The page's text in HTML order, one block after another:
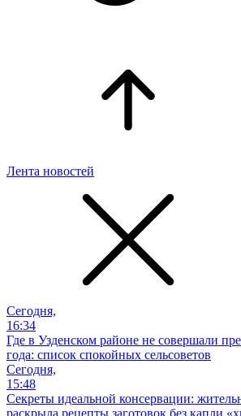
Лента новостей
Сегодня,
16:34
Где в Узденском районе не совершали
года: список спокойных сельсоветов
Сегодня,
15:48
Секреты идеальной консервации: